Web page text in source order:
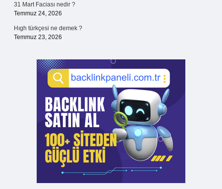
31 Mart Faciası nedir ?
Temmuz 24, 2026
Hıgh türkçesi ne demek ?
Temmuz 23, 2026